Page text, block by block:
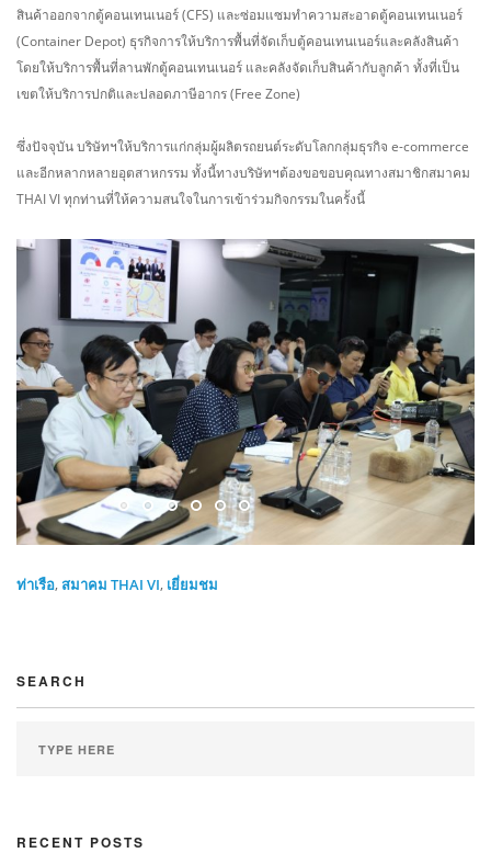
สินค้าออกจากตู้คอนเทนเนอร์ (CFS) และซ่อมแซมทำความสะอาดตู้คอนเทนเนอร์
(Container Depot) ธุรกิจการให้บริการพื้นที่จัดเก็บตู้คอนเทนเนอร์และคลังสินค้า
โดยให้บริการพื้นที่ลานพักตู้คอนเทนเนอร์ และคลังจัดเก็บสินค้ากับลูกค้า ทั้งที่เป็น
เขตให้บริการปกติและปลอดภาษีอากร (Free Zone)
ซึ่งปัจจุบัน บริษัทฯให้บริการแก่กลุ่มผู้ผลิตรถยนต์ระดับโลกกลุ่มธุรกิจ e-commerce
และอีกหลากหลายอุตสาหกรรม ทั้งนี้ทางบริษัทฯต้องขอขอบคุณทางสมาชิกสมาคม
THAI VI ทุกท่านที่ให้ความสนใจในการเข้าร่วมกิจกรรมในครั้งนี้
ท่าเรือ,สมาคม THAI VI, เยี่ยมชม
SEARCH
RECENT POSTS